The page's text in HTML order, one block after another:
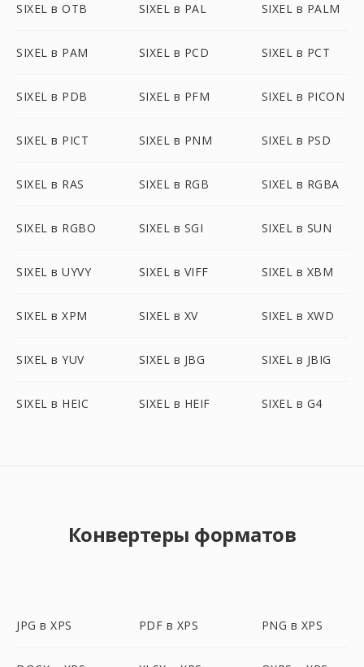
SIXEL в OTB SIXEL в PAL SIXEL в PALM
SIXEL в PAM SIXEL в PCD SIXEL в PCT
SIXEL в PDB SIXEL в PFM SIXEL в PICON
SIXEL в PICT SIXEL в PNM SIXEL в PSD
SIXEL в RAS SIXEL в RGB SIXEL в RGBA
SIXEL в RGBO SIXEL в SGI SIXEL в SUN
SIXEL в UYVY SIXEL в VIFF SIXEL в XBM
SIXEL в XPM SIXEL в XV SIXEL в XWD
SIXEL в YUV SIXEL в JBG SIXEL в JBIG
SIXEL в HEIC SIXEL в HEIF SIXEL в G4
Конвертеры форматов
JPG в XPS PDF в XPS PNG в XPS